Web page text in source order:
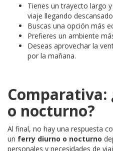
Tienes un trayecto largo
viaje llegando
Buscas una opción más
Prefieres un ambiente
Deseas aprovechar la
por la mañana.
Comparativa:
o nocturno?
Al final, no hay una respuesta
un ferry diurno o nocturno
personales y necesidades de